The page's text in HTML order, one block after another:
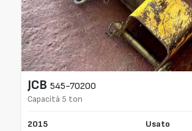
JCB 545-70200
Capacità 5 ton
2015
Usato